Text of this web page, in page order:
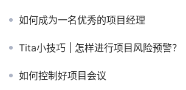
如何成为一名优秀的项目经理
Tita小技巧 | 怎样进行项目风险预警？
如何控制好项目会议